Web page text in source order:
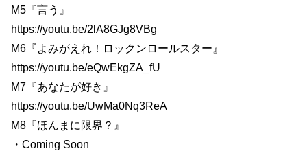
M5『言う』
https://youtu.be/2lA8GJg8VBg
M6『よみがえれ！ロックンロールスター』
https://youtu.be/eQwEkgZA_fU
M7『あなたが好き』
https://youtu.be/UwMa0Nq3ReA
M8『ほんまに限界？』
・Coming Soon